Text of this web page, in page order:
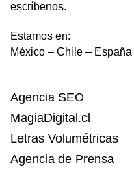
escríbenos.
Estamos en:
México – Chile – España
Agencia SEO
MagiaDigital.cl
Letras Volumétricas
Agencia de Prensa